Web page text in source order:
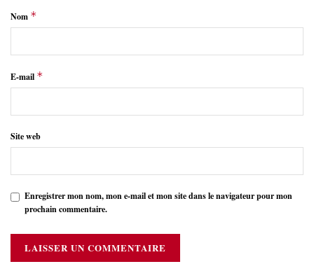
Nom *
E-mail *
Site web
Enregistrer mon nom, mon e-mail et mon site dans le navigateur pour mon
prochain commentaire.